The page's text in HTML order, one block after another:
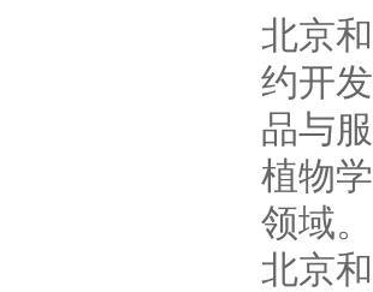
北京
约开
品与
植物
领域。
北京